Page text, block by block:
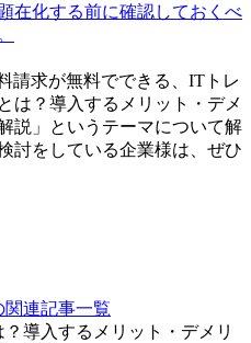
在化する前に確認しておくべ
請求が無料でできる、ITトレ
は？導入するメリット・デメ
説 」というテーマについて解
討をしている企業様は、ぜひ
連記事一覧
導入するメリット・デメリ